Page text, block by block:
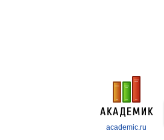
academic.ru